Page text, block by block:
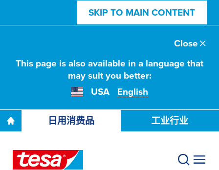
SKIP TO MAIN CONTENT
This page is also available in a language that
may suit you better:
USA
English
Close
日用消费品 工业行业